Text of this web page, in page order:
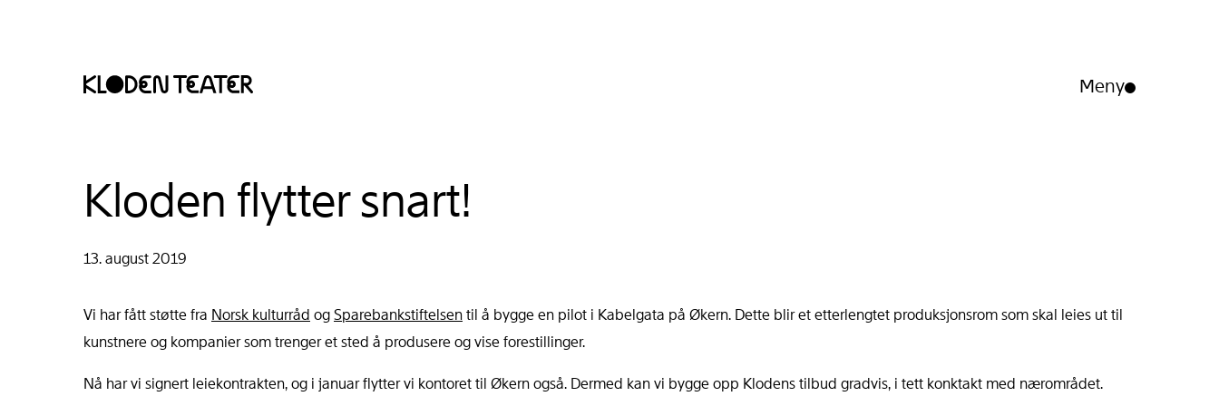
Meny
Åpne/lukk
Kloden flytter snart!
13. august 2019
Vi har fått støtte fra Norsk kulturråd ogSparebankstiftelsentil å bygge en pilot i Kabelgata på Økern. Dette blir et etterlengtet produksjonsrom som skal leies ut til
kunstnere og kompanier som trenger et sted å produsere og vise forestillinger.
Nå har vi signert leiekontrakten, og i januar flytter vi kontoret til Økern også. Dermed kan vi bygge opp Klodens tilbud gradvis, i tett konktakt med nærområdet.